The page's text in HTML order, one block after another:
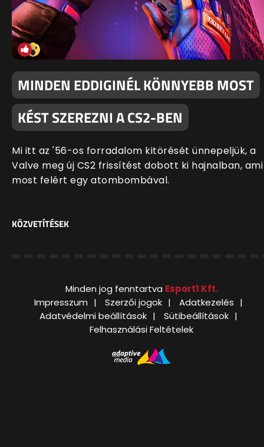
MINDEN EDDIGINÉL KÖNNYEBB MOST
KÉST SZEREZNI A CS2-BEN
Mi itt az '56-os forradalom kitörését ünnepeljük, a
Valve meg új CS2 frissítést dobott ki hajnalban, ami
most felért egy atombombával.
KÖZVETÍTÉSEK
Minden jog fenntartva Esport1 Kft.
Impresszum
Szerzői jogok
Adatkezelés
Adatvédelmi beállítások
Sütibeállítások
Felhasználási Feltételek